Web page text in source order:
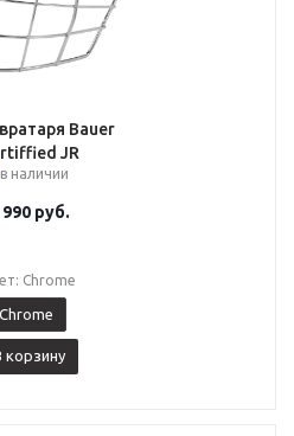
Bauer
JR
в наличии
990руб.
Chrome
Chrome
корзину